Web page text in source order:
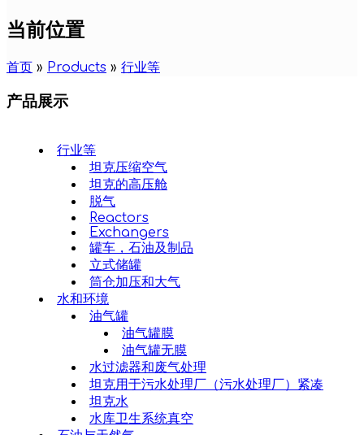
当前位置
首页 » Products » 行业等
产品展示
行业等
坦克压缩空气
坦克的高压舱
脱气
Reactors
Exchangers
罐车，石油及制品
立式储罐
筒仓加压和大气
水和环境
油气罐
油气罐膜
油气罐无膜
水过滤器和废气处理
坦克用于污水处理厂（污水处理厂）紧凑
坦克水
水库卫生系统真空